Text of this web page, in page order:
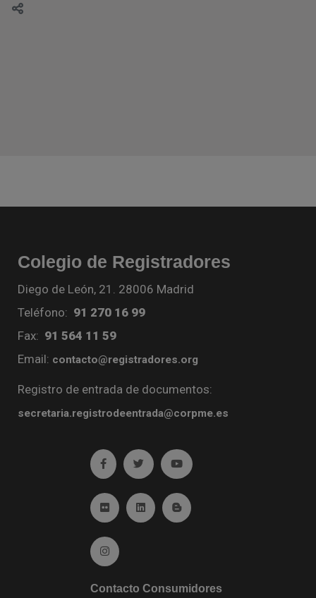
Colegio de Registradores
Diego de León, 21. 28006 Madrid
Teléfono: 91 270 16 99
Fax: 91 564 11 59
Email: contacto@registradores.org
Registro de entrada de documentos:
secretaria.registrodeentrada@corpme.es
Ir a facebook (abre en ventana nueva)
Ir a twitter (abre en ventana nueva)
Ir a YouTube (abre en
Ir a Flickr (abre en ventana nueva)
Ir a Linkedin (abre en ventana nueva)
Ir al Blog (abre en ventana
Ir a Instagram (abre en ventana nueva)
Contacto Consumidores